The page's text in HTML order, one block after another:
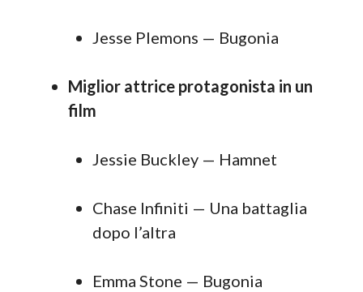
Jesse Plemons — Bugonia
Miglior attrice protagonista in un
film
Jessie Buckley — Hamnet
Chase Infiniti — Una battaglia
dopo l’altra
Emma Stone — Bugonia